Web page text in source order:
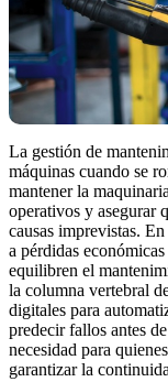
La gestión de
máquinas cuando se
mantener la
operativos y asegurar
causas imprevistas.
a pérdidas
equilibren el
la columna vertebral
digitales para
predecir fallos antes
necesidad para
garantizar la